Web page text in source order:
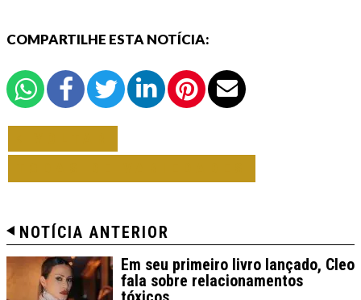
COMPARTILHE ESTA NOTÍCIA:
NOTÍCIA ANTERIOR
Em seu primeiro livro lançado, Cleo
fala sobre relacionamentos